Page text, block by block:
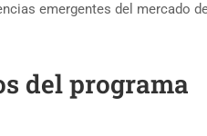
emergentes del mercado
del programa